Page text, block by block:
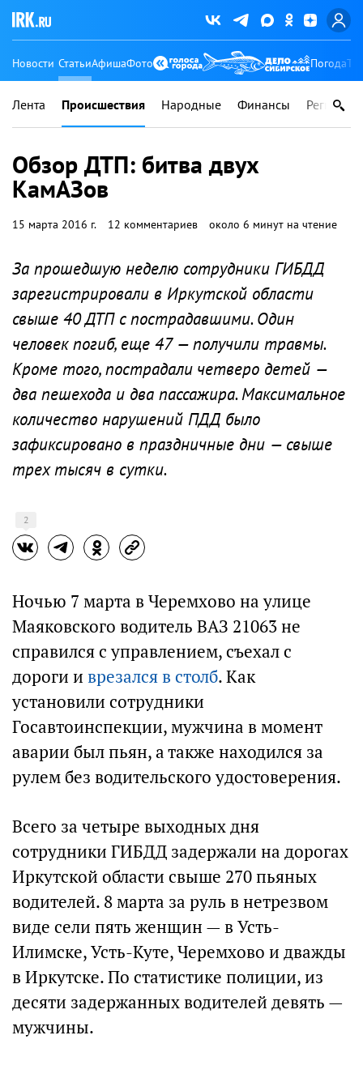
Новости СтатьиАфишаФото Погода
Лента Происшествия Народные Финансы Регионы
Обзор ДТП: битва двух
КамАЗов
15 марта 2016 г. 12 комментариев около 6 минут на чтение
За прошедшую неделю сотрудники ГИБДД
зарегистрировали в Иркутской области
свыше 40 ДТП с пострадавшими. Один
человек погиб, еще 47 — получили травмы.
Кроме того, пострадали четверо детей —
два пешехода и два пассажира. Максимальное
количество нарушений ПДД было
зафиксировано в праздничные дни — свыше
трех тысяч в сутки.
2
Ночью 7 марта в Черемхово на улице
Маяковского водитель ВАЗ 21063 не
справился с управлением, съехал с
дороги и врезался в столб. Как
установили сотрудники
Госавтоинспекции, мужчина в момент
аварии был пьян, а также находился за
рулем без водительского удостоверения.
Всего за четыре выходных дня
сотрудники ГИБДД задержали на дорогах
Иркутской области свыше 270 пьяных
водителей. 8 марта за руль в нетрезвом
виде сели пять женщин — в Усть-
Илимске, Усть-Куте, Черемхово и дважды
в Иркутске. По статистике полиции, из
десяти задержанных водителей девять —
мужчины.